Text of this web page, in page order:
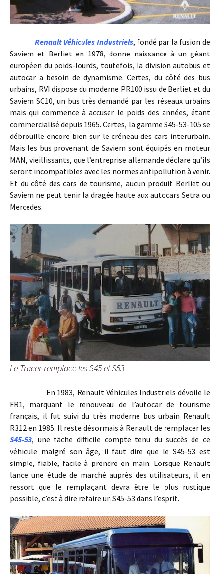
Renault Véhicules Industriels, fondé par la fusion de
Saviem et Berliet en 1978, donne naissance à un géant
européen du poids-lourds, toutefois, la division autobus et
autocar a besoin de dynamisme. Certes, du côté des bus
urbains, RVI dispose du moderne PR100 issu de Berliet et du
Saviem SC10, un bus très demandé par les réseaux urbains
mais qui commence à accuser le poids des années, étant
commercialisé depuis 1965. Certes, la gamme S45-53-105 se
débrouille encore bien sur le créneau des cars interurbain.
Mais les bus provenant de Saviem sont équipés en moteur
MAN, vieillissants, que l’entreprise allemande déclare qu’ils
seront incompatibles avec les normes antipollution à venir.
Et du côté des cars de tourisme, aucun produit Berliet ou
Saviem ne peut tenir la dragée haute aux autocars Setra ou
Mercedes.
Le Tracer remplace les S45 et S53
En 1983, Renault Véhicules Industriels dévoile le
FR1, marquant le renouveau de l’autocar de tourisme
français, il fut suivi du très moderne bus urbain Renault
R312 en 1985. Il reste désormais à Renault de remplacer les
S45-53, une tâche difficile compte tenu du succès de ce
véhicule malgré son âge, il faut dire que le S45-53 est
simple, fiable, facile à prendre en main. Lorsque Renault
lance une étude de marché auprès des utilisateurs, il en
ressort que le remplaçant devra être le plus rustique
possible, c’est à dire refaire un S45-53 dans l’esprit.